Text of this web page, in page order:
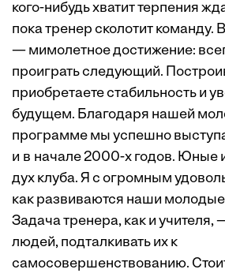
кого-нибудь хватит терпения
пока тренер сколотит команду.
— мимолетное достижение:
проиграть следующий.
приобретаете стабильность и
будущем. Благодаря нашей
программе мы успешно
и в начале 2000-х годов. Юные
дух клуба. Я с огромным
как развиваются наши
Задача тренера, как и учителя,
людей, подталкивать их к
самосовершенствованию.